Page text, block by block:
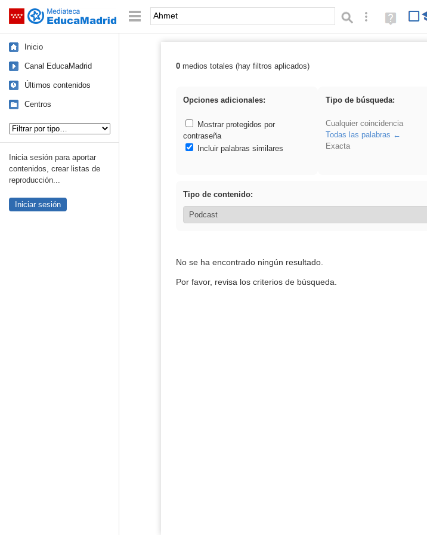
Saltar navegación Palabra o frase: Búsqueda avanzada
Ayuda
(en
Inicio
Canal EducaMadrid
Últimos contenidos
Centros
Inicia sesión para aportar
contenidos, crear listas de
reproducción...
Iniciar sesión
Resultados de: Ahmet
0medios totales (hay filtros aplicados)
Opciones adicionales:
Mostrar protegidos por
contraseña
Incluir palabras similares
Tipo de búsqueda:
Cualquier coincidencia
Todas las palabras
Exacta
Tipo de contenido:
No se ha encontrado ningún resultado.
Por favor, revisa los criterios de búsqueda.